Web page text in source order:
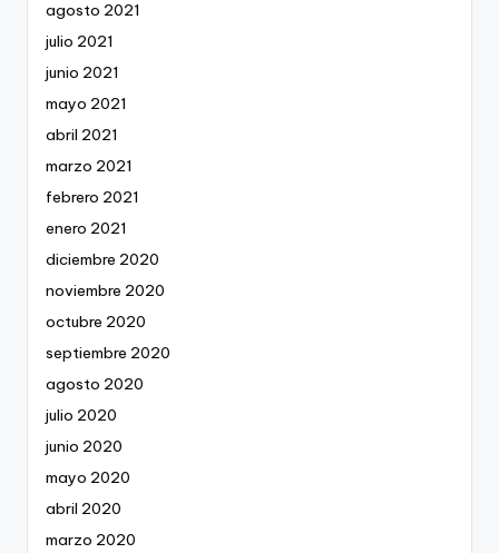
agosto 2021
julio 2021
junio 2021
mayo 2021
abril 2021
marzo 2021
febrero 2021
enero 2021
diciembre 2020
noviembre 2020
octubre 2020
septiembre 2020
agosto 2020
julio 2020
junio 2020
mayo 2020
abril 2020
marzo 2020